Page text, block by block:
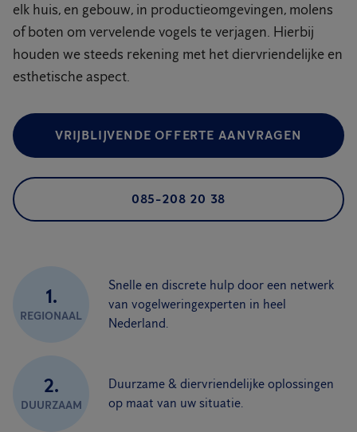
elk huis, en gebouw, in productieomgevingen, molens
of boten om vervelende vogels te verjagen. Hierbij
houden we steeds rekening met het diervriendelijke en
esthetische aspect.
VRIJBLIJVENDE OFFERTE AANVRAGEN
085-208 20 38
1.
REGIONAAL
Snelle en discrete hulp door een netwerk
van vogelweringexperten in heel
Nederland.
2.
DUURZAAM
Duurzame & diervriendelijke oplossingen
op maat van uw situatie.